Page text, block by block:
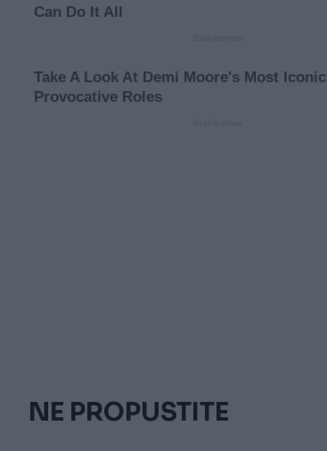
NE PROPUSTITE